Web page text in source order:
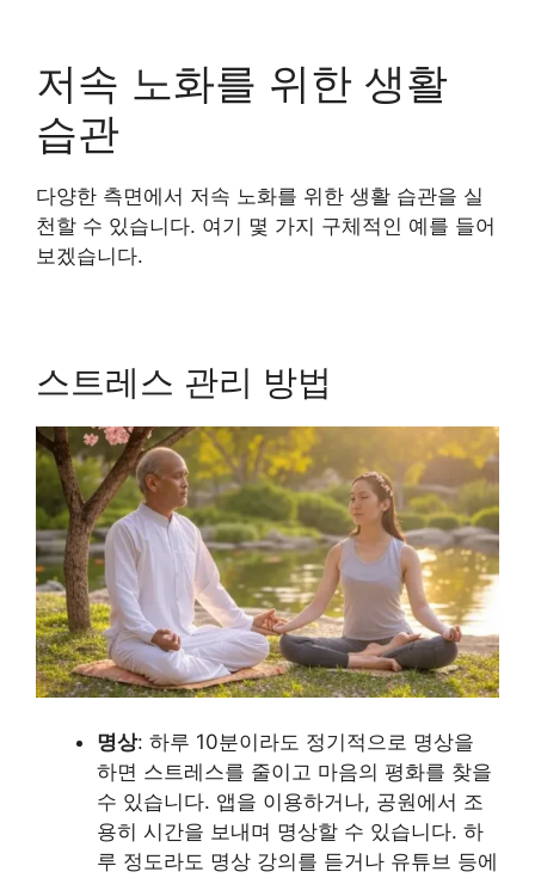
저속 노화를 위한 생활
습관
다양한 측면에서 저속 노화를 위한 생활 습관을 실
천할 수 있습니다. 여기 몇 가지 구체적인 예를 들어
보겠습니다.
스트레스 관리 방법
명상: 하루 10분이라도 정기적으로 명상을
하면 스트레스를 줄이고 마음의 평화를 찾을
수 있습니다. 앱을 이용하거나, 공원에서 조
용히 시간을 보내며 명상할 수 있습니다. 하
루 정도라도 명상 강의를 듣거나 유튜브 등에